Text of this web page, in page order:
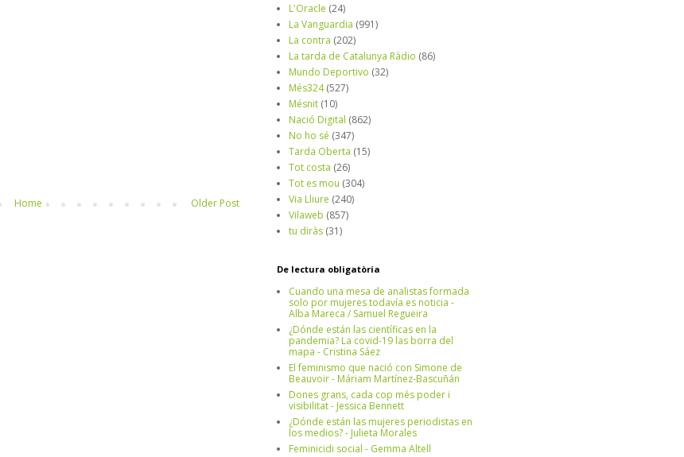
Older Post
Home
L'Oracle (24)
La Vanguardia (991)
La contra (202)
La tarda de Catalunya Ràdio (86)
Mundo Deportivo (32)
Més324 (527)
Mésnit (10)
Nació Digital (862)
No ho sé (347)
Tarda Oberta (15)
Tot costa (26)
Tot es mou (304)
Via Lliure (240)
Vilaweb (857)
tu diràs (31)
De lectura obligatòria
Cuando una mesa de analistas formada
solo por mujeres todavía es noticia -
Alba Mareca / Samuel Regueira
¿Dónde están las científicas en la
pandemia? La covid-19 las borra del
mapa - Cristina Sáez
El feminismo que nació con Simone de
Beauvoir - Máriam Martínez-Bascuñán
Dones grans, cada cop més poder i
visibilitat - Jessica Bennett
¿Dónde están las mujeres periodistas en
los medios? - Julieta Morales
Feminicidi social - Gemma Altell